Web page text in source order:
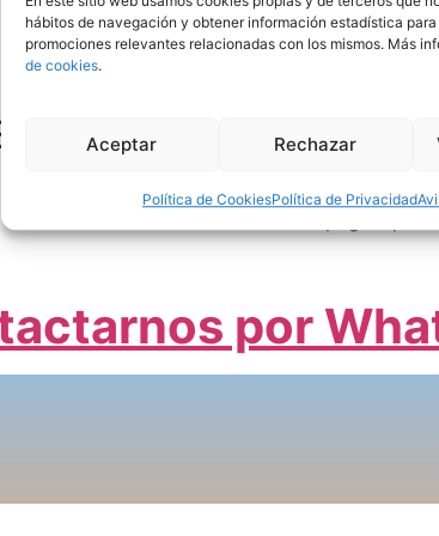
hábitos de navegación y obtener información estadística
promociones relevantes relacionadas con los mismos. Más
de cookies.
Aceptar Rechazar
Política de CookiesPolítica de Privacidad
página no está
La página a la que intentas acceder no
por